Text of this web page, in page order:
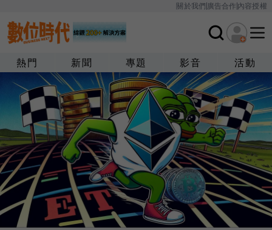
關於我們廣告合作內容授權
熱門 新聞 專題 影音 活動